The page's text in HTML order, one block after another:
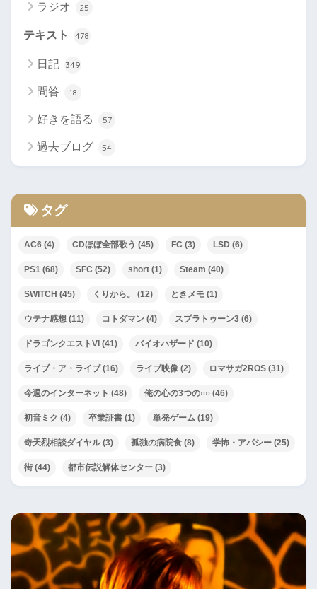
ラジオ 25
テキスト 478
日記 349
問答 18
好きを語る 57
過去ブログ 54
タグ
AC6 (4) CDほぼ全部歌う (45) FC (3) LSD (6)
PS1 (68) SFC (52) short (1) Steam (40)
SWITCH (45) くりから。 (12) ときメモ (1)
ウテナ感想 (11) コトダマン (4) スプラトゥーン3 (6)
ドラゴンクエストVI (41) バイオハザード (10)
ライブ・ア・ライブ(16) ライブ映像 (2) ロマサガ2ROS (31)
今週のインターネット (48) 俺の心の3つの○○ (46)
初音ミク (4) 卒業証書 (1) 単発ゲーム (19)
奇天烈相談ダイヤル(3) 孤独の病院食 (8) 学怖・アパシー (25)
街 (44) 都市伝説解体センター (3)